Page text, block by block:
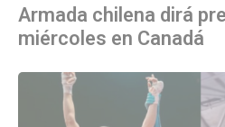
Armada chilena dirá
miércoles en Canadá